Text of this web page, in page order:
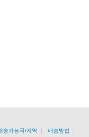
송가능국/지역
배송방법